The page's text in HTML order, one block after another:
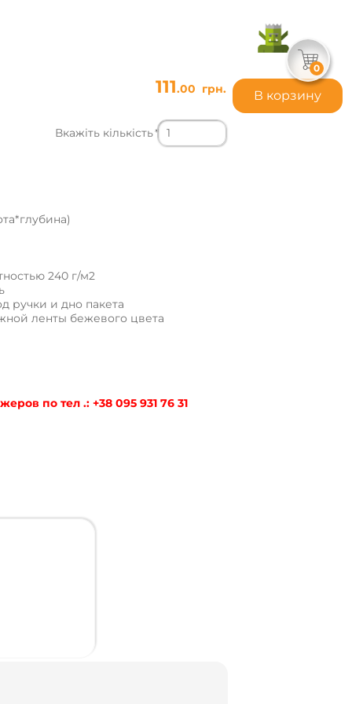
111.00 грн.
Вкажіть кількість*
240 г/м2
ручки и дно пакета
ленты бежевого цвета
по тел .: +38 095 931 76 31
В корзину
0